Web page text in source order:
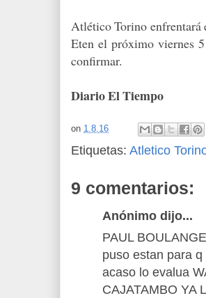
Atlético Torino enfrentará
Eten el próximo viernes
confirmar.
Diario El Tiempo
on 1.8.16
Etiquetas: Atletico
9 comentarios:
Anónimo dijo...
PAUL
puso estan para
acaso lo evalua
CAJATAMBO YA